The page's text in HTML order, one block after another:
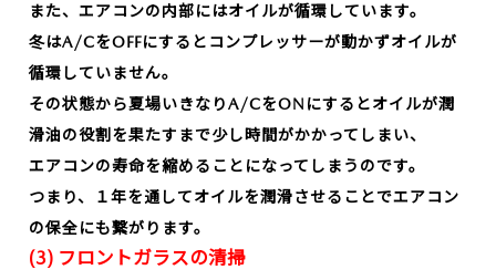
また、エアコンの内部にはオイルが循環しています。
冬はA/CをOFFにするとコンプレッサーが動かずオイルが
循環していません。
その状態から夏場いきなりA/CをONにするとオイルが潤
滑油の役割を果たすまで少し時間がかかってしまい、
エアコンの寿命を縮めることになってしまうのです。
つまり、１年を通してオイルを潤滑させることでエアコン
の保全にも繋がります。
(3) フロントガラスの清掃